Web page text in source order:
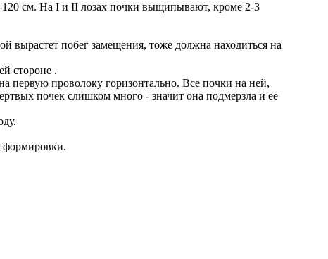
см. На I и II лозах почки выщипывают, кроме 2-3
вырастет побег замещения, тоже должна находиться на
стороне .
первую проволоку горизонтально. Все почки на ней,
почек слишком много - значит она подмерзла и ее
формировки.